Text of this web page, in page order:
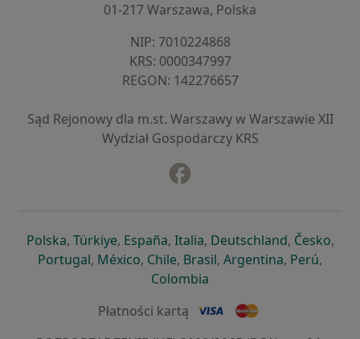
01-217 Warszawa, Polska
NIP: ⁠7010224868
KRS: ⁠0000347997
REGON: ⁠142276657
Sąd Rejonowy dla m.st. Warszawy w Warszawie XII
Wydział Gospodarczy KRS
Polskaotwiera się w nowej karcie
, Türkiyeotwiera się w nowej karcie
, Españaotwiera się w nowej karcie
, Italiaotwiera się w nowej
, Deutschlandotwiera się
, Česko,
Portugalotwiera się w nowej karcie
, Méxicootwiera się w nowej karcie
, Chileotwiera się w nowej karcie
, Brasilotwiera się w nowej
, Argentinaotwiera się
, Perú,
Colombia
Płatności kartą